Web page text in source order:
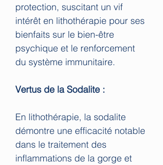
protection, suscitant un vif
intérêt en lithothérapie pour ses
bienfaits sur le bien-être
psychique et le renforcement
du système immunitaire.
Vertus de la Sodalite :
En lithothérapie, la sodalite
démontre une efficacité notable
dans le traitement des
inflammations de la gorge et